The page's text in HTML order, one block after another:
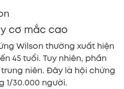
cơ mắc cao
Wilson thường xuất hiện
45 tuổi. Tuy nhiên, phần
niên. Đây là hội chứng
1/30.000 người.